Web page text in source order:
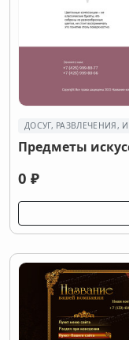
ДОСУГ, РАЗВЛЕЧЕНИЯ,
Предметы
0 ₽